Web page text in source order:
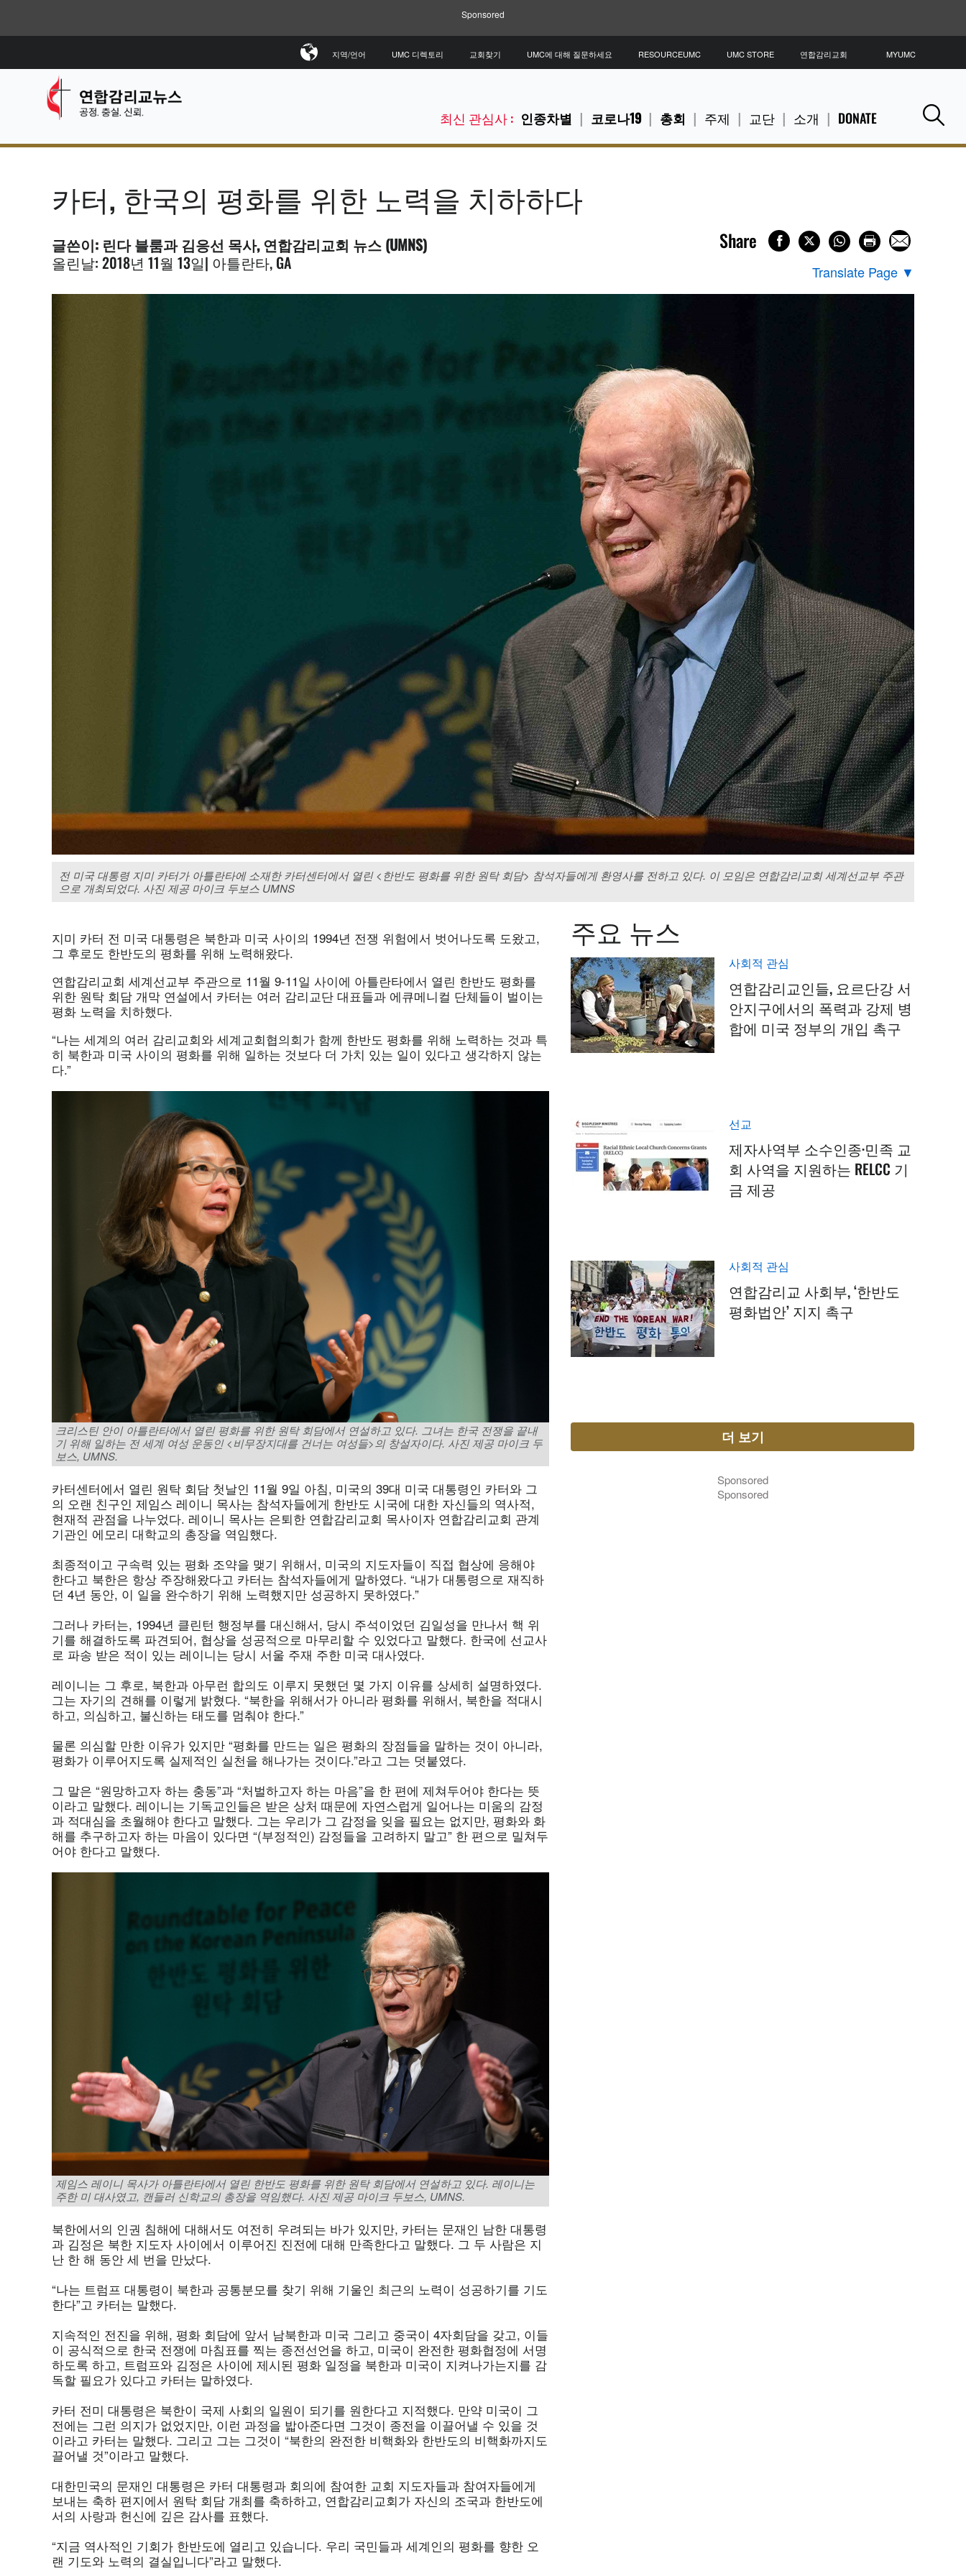
Sponsored
최신 관심사 : 인종차별 코로나19 총회 주제 교단 소개 DONATE
지역/언어 UMC 디렉토리 교회찾기 UMC에 대해 질문하세요 RESOURCEUMC UMC STORE 연합감리교회 MYUMC
카터, 한국의 평화를 위한 노력을 치하하다
글쓴이: 린다 블룸과 김응선 목사, 연합감리교회 뉴스 (UMNS)
올린날: 2018년 11월 13일| 아틀란타, GA
Share
Translate Page ▼
전 미국 대통령 지미 카터가 아틀란타에 소재한 카터센터에서 열린 <한반도 평화를 위한 원탁 회담> 참석자들에게 환영사를 전하고 있다. 이 모임은 연합감리교회 세계선교부 주관
으로 개최되었다. 사진 제공 마이크 두보스 UMNS
지미 카터 전 미국 대통령은 북한과 미국 사이의 1994년 전쟁 위험에서 벗어나도록 도왔고,
그 후로도 한반도의 평화를 위해 노력해왔다.
연합감리교회 세계선교부 주관으로 11월 9-11일 사이에 아틀란타에서 열린 한반도 평화를
위한 원탁 회담 개막 연설에서 카터는 여러 감리교단 대표들과 에큐메니컬 단체들이 벌이는
평화 노력을 치하했다.
“나는 세계의 여러 감리교회와 세계교회협의회가 함께 한반도 평화를 위해 노력하는 것과 특
히 북한과 미국 사이의 평화를 위해 일하는 것보다 더 가치 있는 일이 있다고 생각하지 않는
다.”
크리스틴 안이 아틀란타에서 열린 평화를 위한 원탁 회담에서 연설하고 있다. 그녀는 한국 전쟁을 끝내
기 위해 일하는 전 세계 여성 운동인 <비무장지대를 건너는 여성들>의 창설자이다. 사진 제공 마이크 두
보스, UMNS.
카터센터에서 열린 원탁 회담 첫날인 11월 9일 아침, 미국의 39대 미국 대통령인 카터와 그
의 오랜 친구인 제임스 레이니 목사는 참석자들에게 한반도 시국에 대한 자신들의 역사적,
현재적 관점을 나누었다. 레이니 목사는 은퇴한 연합감리교회 목사이자 연합감리교회 관계
기관인 에모리 대학교의 총장을 역임했다.
최종적이고 구속력 있는 평화 조약을 맺기 위해서, 미국의 지도자들이 직접 협상에 응해야
한다고 북한은 항상 주장해왔다고 카터는 참석자들에게 말하였다. “내가 대통령으로 재직하
던 4년 동안, 이 일을 완수하기 위해 노력했지만 성공하지 못하였다.”
그러나 카터는, 1994년 클린턴 행정부를 대신해서, 당시 주석이었던 김일성을 만나서 핵 위
기를 해결하도록 파견되어, 협상을 성공적으로 마무리할 수 있었다고 말했다. 한국에 선교사
로 파송 받은 적이 있는 레이니는 당시 서울 주재 주한 미국 대사였다.
레이니는 그 후로, 북한과 아무런 합의도 이루지 못했던 몇 가지 이유를 상세히 설명하였다.
그는 자기의 견해를 이렇게 밝혔다. “북한을 위해서가 아니라 평화를 위해서, 북한을 적대시
하고, 의심하고, 불신하는 태도를 멈춰야 한다.”
물론 의심할 만한 이유가 있지만 “평화를 만드는 일은 평화의 장점들을 말하는 것이 아니라,
평화가 이루어지도록 실제적인 실천을 해나가는 것이다.”라고 그는 덧붙였다.
그 말은 “원망하고자 하는 충동”과 “처벌하고자 하는 마음”을 한 편에 제쳐두어야 한다는 뜻
이라고 말했다. 레이니는 기독교인들은 받은 상처 때문에 자연스럽게 일어나는 미움의 감정
과 적대심을 초월해야 한다고 말했다. 그는 우리가 그 감정을 잊을 필요는 없지만, 평화와 화
해를 추구하고자 하는 마음이 있다면 “(부정적인) 감정들을 고려하지 말고” 한 편으로 밀쳐두
어야 한다고 말했다.
제임스 레이니 목사가 아틀란타에서 열린 한반도 평화를 위한 원탁 회담에서 연설하고 있다. 레이니는
주한 미 대사였고, 캔들러 신학교의 총장을 역임했다. 사진 제공 마이크 두보스, UMNS.
북한에서의 인권 침해에 대해서도 여전히 우려되는 바가 있지만, 카터는 문재인 남한 대통령
과 김정은 북한 지도자 사이에서 이루어진 진전에 대해 만족한다고 말했다. 그 두 사람은 지
난 한 해 동안 세 번을 만났다.
“나는 트럼프 대통령이 북한과 공통분모를 찾기 위해 기울인 최근의 노력이 성공하기를 기도
한다”고 카터는 말했다.
지속적인 전진을 위해, 평화 회담에 앞서 남북한과 미국 그리고 중국이 4자회담을 갖고, 이들
이 공식적으로 한국 전쟁에 마침표를 찍는 종전선언을 하고, 미국이 완전한 평화협정에 서명
하도록 하고, 트럼프와 김정은 사이에 제시된 평화 일정을 북한과 미국이 지켜나가는지를 감
독할 필요가 있다고 카터는 말하였다.
카터 전미 대통령은 북한이 국제 사회의 일원이 되기를 원한다고 지적했다. 만약 미국이 그
전에는 그런 의지가 없었지만, 이런 과정을 밟아준다면 그것이 종전을 이끌어낼 수 있을 것
이라고 카터는 말했다. 그리고 그는 그것이 “북한의 완전한 비핵화와 한반도의 비핵화까지도
끌어낼 것”이라고 말했다.
대한민국의 문재인 대통령은 카터 대통령과 회의에 참여한 교회 지도자들과 참여자들에게
보내는 축하 편지에서 원탁 회담 개최를 축하하고, 연합감리교회가 자신의 조국과 한반도에
서의 사랑과 헌신에 깊은 감사를 표했다.
“지금 역사적인 기회가 한반도에 열리고 있습니다. 우리 국민들과 세계인의 평화를 향한 오
랜 기도와 노력의 결실입니다”라고 말했다.
주요 뉴스
사회적 관심
연합감리교인들, 요르단강 서
안지구에서의 폭력과 강제 병
합에 미국 정부의 개입 촉구
선교
제자사역부 소수인종·민족 교
회 사역을 지원하는 RELCC 기
금 제공
사회적 관심
연합감리교 사회부, ‘한반도
평화법안’ 지지 촉구
더 보기
Sponsored
Sponsored